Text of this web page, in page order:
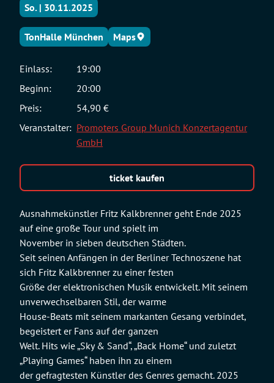
Ausnahmekünstler Fritz Kalkbrenner geht Ende 2025
auf eine große Tour und spielt im
November in sieben deutschen Städten.
Seit seinen Anfängen in der Berliner Technoszene hat
sich Fritz Kalkbrenner zu einer festen
Größe der elektronischen Musik entwickelt. Mit seinem
unverwechselbaren Stil, der warme
House-Beats mit seinem markanten Gesang verbindet,
begeistert er Fans auf der ganzen
Welt. Hits wie „Sky & Sand“, „Back Home“ und zuletzt
„Playing Games“ haben ihn zu einem
der gefragtesten Künstler des Genres gemacht. 2025
So. | 30.11.2025
TonHalle München Maps
Einlass:
19:00
Beginn:
20:00
Preis:
54,90 €
Veranstalter: Promoters Group Munich Konzertagentur
GmbH
ticket kaufen